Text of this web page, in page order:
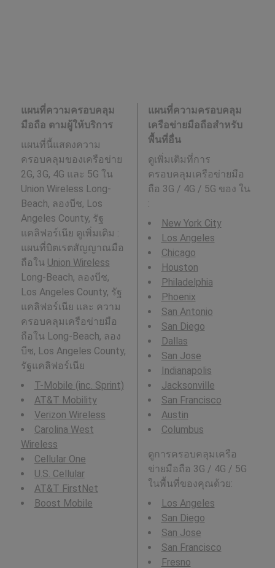
แผนที่ความครอบคลุม
มือถือ ตามผู้ให้บริการ
แผนที่นี้แสดงความ
ครอบคลุมของเครือข่าย
2G, 3G, 4G และ 5G ใน
Union Wireless Long-
Beach, ลองบีช, Los
Angeles County, รัฐ
แคลิฟอร์เนีย ดูเพิ่มเติม :
แผนที่บิตเรตสัญญาณมือ
ถือใน Union Wireless
Long-Beach, ลองบีช,
Los Angeles County, รัฐ
แคลิฟอร์เนีย และ ความ
ครอบคลุมเครือข่ายมือ
ถือใน Long-Beach, ลอง
บีช, Los Angeles County,
รัฐแคลิฟอร์เนีย
T-Mobile (inc. Sprint)
AT&T Mobility
Verizon Wireless
Carolina West
Wireless
Cellular One
U.S. Cellular
AT&T FirstNet
Boost Mobile
แผนที่ความครอบคลุม
เครือข่ายมือถือสำหรับ
พื้นที่อื่น
ดูเพิ่มเติมที่การ
ครอบคลุมเครือข่ายมือ
ถือ 3G / 4G / 5G ของ ใน
:
New York City
Los Angeles
Chicago
Houston
Philadelphia
Phoenix
San Antonio
San Diego
Dallas
San Jose
Indianapolis
Jacksonville
San Francisco
Austin
Columbus
ดูการครอบคลุมเครือ
ข่ายมือถือ 3G / 4G / 5G
ในพื้นที่ของคุณด้วย:
Los Angeles
San Diego
San Jose
San Francisco
Fresno